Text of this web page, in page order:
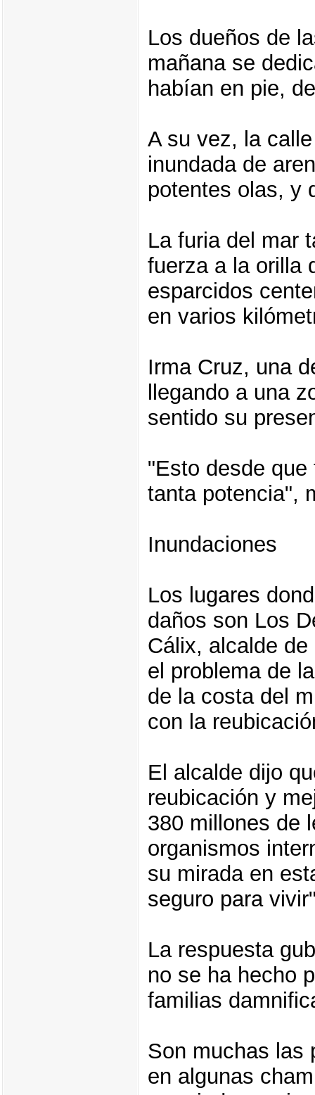
Los dueños de
mañana se
habían en pie,
A su vez, la
inundada de
potentes olas, y
La furia del mar
fuerza a la orilla
esparcidos
en varios
Irma Cruz, una
llegando a una
sentido su
"Esto desde
tanta potencia",
Inundaciones
Los lugares
daños son Los
Cálix, alcalde
el problema de
de la costa del
con la
El alcalde dijo
reubicación y
380 millones de
organismos
su mirada en
seguro para
La respuesta
no se ha hecho
familias
Son muchas las
en algunas